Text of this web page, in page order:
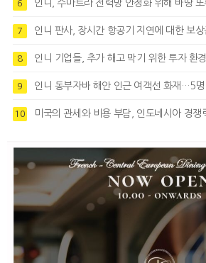
6 인니, 수마트라 전력망 안정화 위해 바땅
7 인니 판사, 장시간 항공기 지연에 대한 보상금
8 인니 기업들, 추가 해고 막기 위한 투자 환
9 인니 동부자바 해안 인근 여객선 화재…5
10 미국의 관세와 비용 부담, 인도네시아 경쟁